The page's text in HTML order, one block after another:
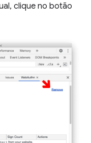
clique no botão